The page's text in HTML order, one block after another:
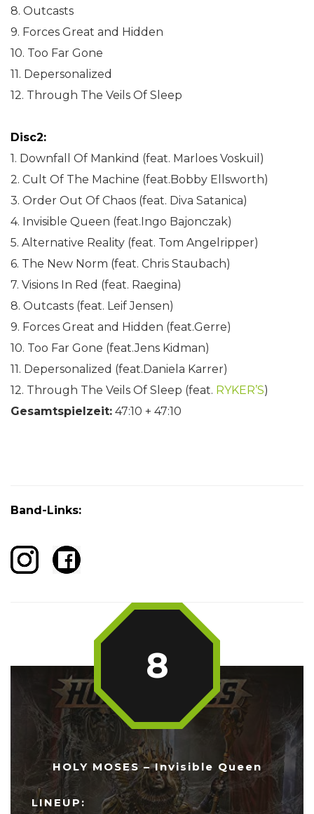
8. Outcasts
9. Forces Great and Hidden
10. Too Far Gone
11. Depersonalized
12. Through The Veils Of Sleep
Disc2:
1. Downfall Of Mankind (feat. Marloes Voskuil)
2. Cult Of The Machine (feat.Bobby Ellsworth)
3. Order Out Of Chaos (feat. Diva Satanica)
4. Invisible Queen (feat.Ingo Bajonczak)
5. Alternative Reality (feat. Tom Angelripper)
6. The New Norm (feat. Chris Staubach)
7. Visions In Red (feat. Raegina)
8. Outcasts (feat. Leif Jensen)
9. Forces Great and Hidden (feat.Gerre)
10. Too Far Gone (feat.Jens Kidman)
11. Depersonalized (feat.Daniela Karrer)
12. Through The Veils Of Sleep (feat. RYKER’S)
Gesamtspielzeit: 47:10 + 47:10
Band-Links:
HOLY MOSES – Invisible Queen
LINEUP:
8